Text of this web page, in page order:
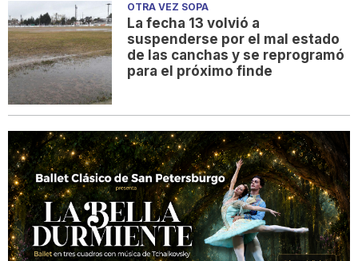
OTRA VEZ SOPA
La fecha 13 volvió a
suspenderse por el mal estado
de las canchas y se reprogramó
para el próximo finde